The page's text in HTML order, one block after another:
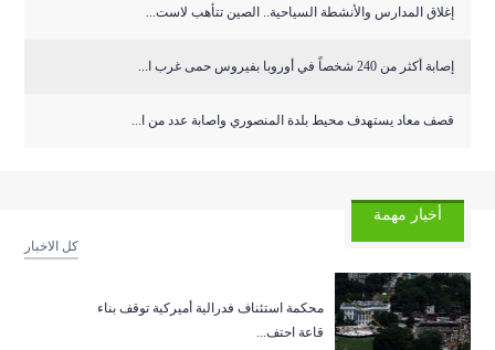
إغلاق المدارس والأنشطة السياحية.. الصين تتأهب لاست...
إصابة أكثر من 240 شخصاً في أوروبا بفيروس حمى غرب ا...
قصف معاد يستهدف محيط بلدة المنصوري واصابة عدد من ا...
أخبار مهمة
كل الاخبار
‏محكمة استئناف فدرالية أميركية توقف بناء
قاعة احتف...